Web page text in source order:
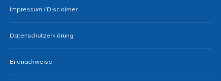
Impressum / Disclaimer
Datenschutzerklärung
Bildnachweise